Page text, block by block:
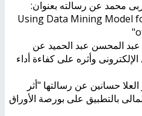
عبد المحسن عبد الحميد عن
وأثره على كفاءة أداء
العلا حسانين عن رسالتها "أثر
بالتطبيق على بورصة الأوراق